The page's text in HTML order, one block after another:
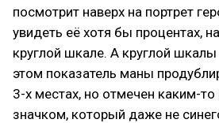
посмотрит наверх на портрет
увидеть её хотя бы процентах,
круглой шкале. А круглой
этом показатель маны
3-х местах, но отмечен каким-
значком, который даже не